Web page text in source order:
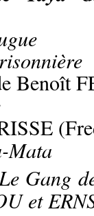
Benoît
Mata
Gang
et